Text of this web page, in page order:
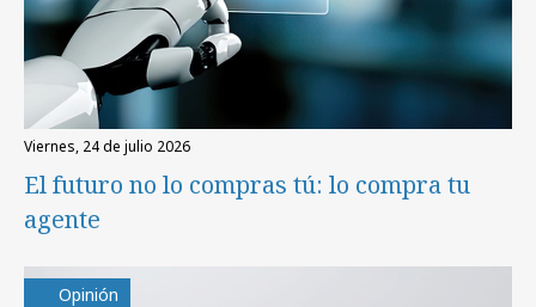
viernes, 24 de julio 2026
El futuro no lo compras tú: lo compra tu
agente
Opinión